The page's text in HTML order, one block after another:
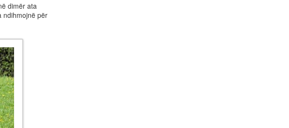
dimër ata
ndihmojnë për